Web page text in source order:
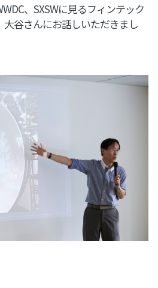
、SXSWに見るフィンテック
谷さんにお話しいただきまし